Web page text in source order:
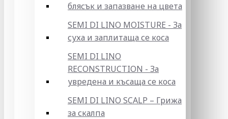
блясък и запазване на цвета
SEMI DI LINO MOISTURE - За
суха и заплитаща се коса
SEMI DI LINO
RECONSTRUCTION - За
увредена и късаща се коса
SEMI DI LINO SCALP – Грижа
за скалпа